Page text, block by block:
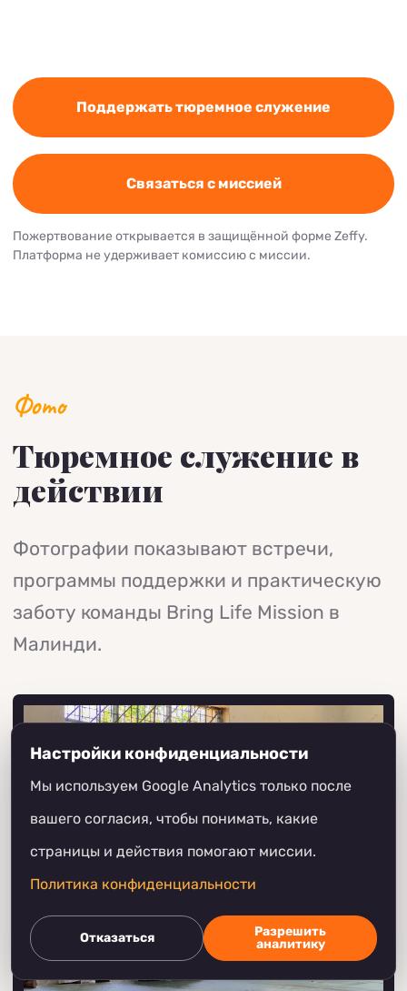
Поддержать тюремное служение
Связаться с миссией
Пожертвование открывается в защищённой форме Zeffy.
Платформа не удерживает комиссию с миссии.
Фото
Тюремное служение в
действии
Фотографии показывают встречи,
программы поддержки и практическую
заботу команды Bring Life Mission в
Малинди.
Настройки конфиденциальности
Мы используем Google Analytics только после
вашего согласия, чтобы понимать, какие
страницы и действия помогают миссии.
Политика конфиденциальности
Отказаться
Разрешить
аналитику